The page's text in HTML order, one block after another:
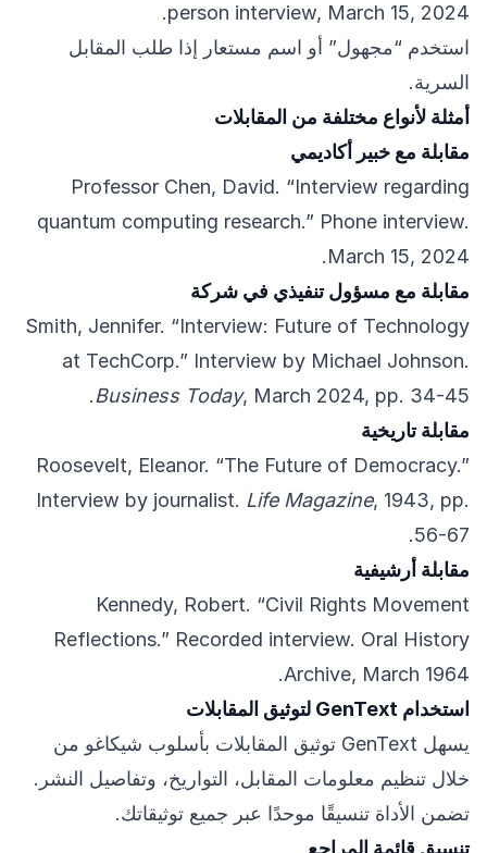
person interview, March 15, 2024.
استخدم “مجهول” أو اسم مستعار إذا طلب المقابل
السرية.
أمثلة لأنواع مختلفة من المقابلات
مقابلة مع خبير أكاديمي
Professor Chen, David. “Interview regarding
quantum computing research.” Phone interview.
March 15, 2024.
مقابلة مع مسؤول تنفيذي في شركة
Smith, Jennifer. “Interview: Future of Technology
at TechCorp.” Interview by Michael Johnson.
Business Today, March 2024, pp. 34-45.
مقابلة تاريخية
Roosevelt, Eleanor. “The Future of Democracy.”
Interview by journalist. Life Magazine, 1943, pp.
56-67.
مقابلة أرشيفية
Kennedy, Robert. “Civil Rights Movement
Reflections.” Recorded interview. Oral History
Archive, March 1964.
استخدام GenText لتوثيق المقابلات
يسهل GenText توثيق المقابلات بأسلوب شيكاغو من
خلال تنظيم معلومات المقابل، التواريخ، وتفاصيل النشر.
تضمن الأداة تنسيقًا موحدًا عبر جميع توثيقاتك.
تنسيق قائمة المراجع